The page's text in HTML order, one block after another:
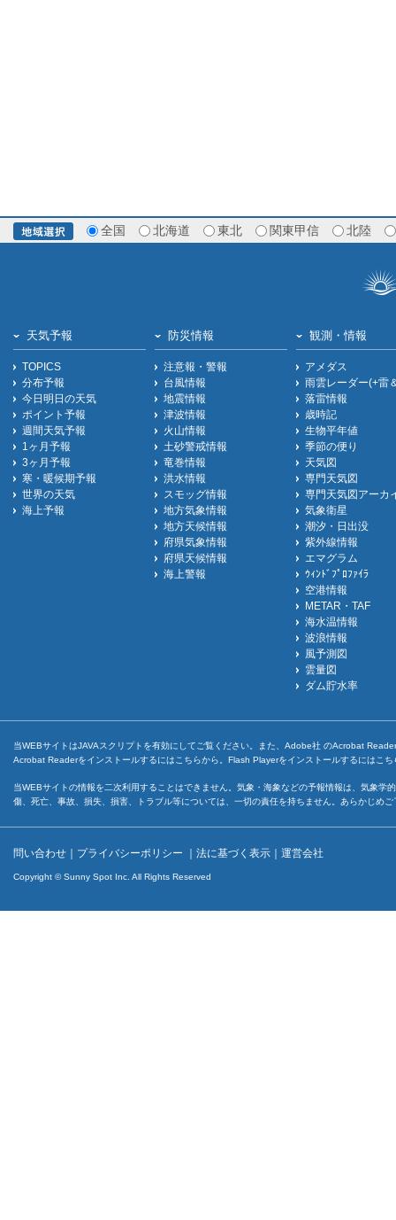
全国 北海道 東北 関東甲信 北陸
天気予報
TOPICS
分布予報
今日明日の天気
ポイント予報
週間天気予報
1ヶ月予報
3ヶ月予報
寒・暖候期予報
世界の天気
海上予報
防災情報
注意報・警報
台風情報
地震情報
津波情報
火山情報
土砂警戒情報
竜巻情報
洪水情報
スモッグ情報
地方気象情報
地方天候情報
府県気象情報
府県天候情報
海上警報
観測・情報
アメダス
雨雲レーダー(+雷
落雷情報
歳時記
生物平年値
季節の便り
天気図
専門天気図
専門天気図アーカ
気象衛星
潮汐・日出没
紫外線情報
エマグラム
ｳｨﾝﾄﾞﾌﾟﾛﾌｧｲﾗ
空港情報
METAR・TAF
海水温情報
波浪情報
風予測図
雲量図
ダム貯水率
当WEBサイトはJAVAスクリプトを有効にしてご覧ください。また、Adobe社 のAcrobat
Acrobat Readerをインストールするには こちらから。Flash Playerをインストールするには こち
当WEBサイトの情報を二次利用することはできません。気象・海象などの予報情報は、気象
傷、死亡、事故、損失、損害、トラブル等については、一切の責任を持ちません。あらかじめ
問い合わせ ｜ プライバシーポリシー ｜ 法に基づく表示 ｜ 運営会社
Copyright © Sunny Spot Inc. All Rights Reserved